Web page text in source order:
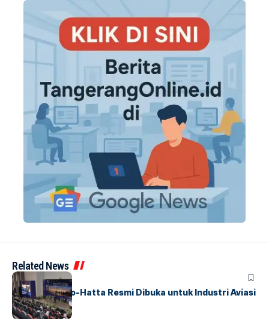
Related News
BANDARA BERITA
IALC Soekarno-Hatta Resmi Dibuka untuk Industri Aviasi
Dunia